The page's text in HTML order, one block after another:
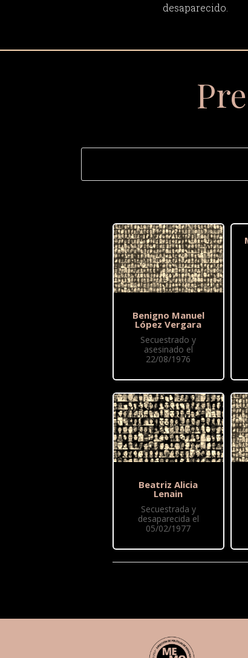
desaparecido.
Benigno Manuel
López Vergara
Secuestrado y
asesinado el
22/08/1976
Beatriz Alicia
Lenain
Secuestrada y
desaparecida el
05/02/1977